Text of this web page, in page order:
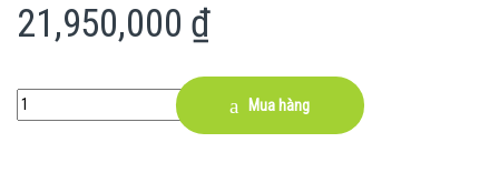
21,950,000 ₫
Quantity Mua hàng